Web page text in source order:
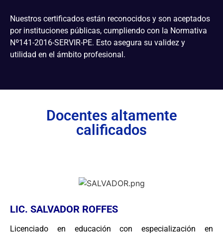
Nuestros certificados están reconocidos y son aceptados
por instituciones públicas, cumpliendo con la Normativa
Nº141-2016-SERVIR-PE. Esto asegura su validez y
utilidad en el ámbito profesional.
Docentes altamente
calificados
LIC. SALVADOR ROFFES
Licenciado en educación con especialización en